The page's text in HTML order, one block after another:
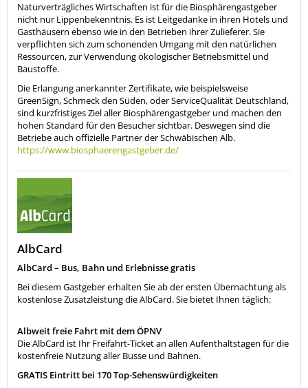
Naturverträgliches Wirtschaften ist für die Biosphärengastgeber
nicht nur Lippenbekenntnis. Es ist Leitgedanke in ihren Hotels und
Gasthäusern ebenso wie in den Betrieben ihrer Zulieferer. Sie
verpflichten sich zum schonenden Umgang mit den natürlichen
Ressourcen, zur Verwendung ökologischer Betriebsmittel und
Baustoffe.
Die Erlangung anerkannter Zertifikate, wie beispielsweise
GreenSign, Schmeck den Süden, oder ServiceQualität Deutschland,
sind kurzfristiges Ziel aller Biosphärengastgeber und machen den
hohen Standard für den Besucher sichtbar. Deswegen sind die
Betriebe auch offizielle Partner der Schwäbischen Alb.
https://www.biosphaerengastgeber.de/
AlbCard
AlbCard – Bus, Bahn und Erlebnisse gratis
Bei diesem Gastgeber erhalten Sie ab der ersten Übernachtung als
kostenlose Zusatzleistung die AlbCard. Sie bietet Ihnen täglich:
Albweit freie Fahrt mit dem ÖPNV
Die AlbCard ist Ihr Freifahrt-Ticket an allen Aufenthaltstagen für die
kostenfreie Nutzung aller Busse und Bahnen.
GRATIS Eintritt bei 170 Top-Sehenswürdigkeiten